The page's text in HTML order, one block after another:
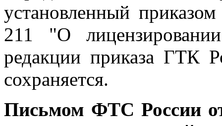
установленный
211 "О
редакции приказа ГТК
сохраняется.
Письмом ФТС России